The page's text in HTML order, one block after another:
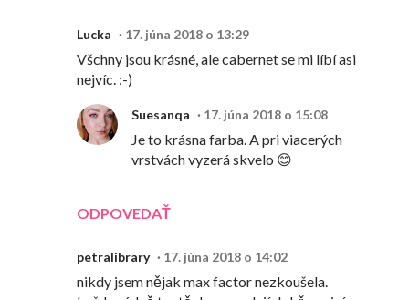
Lucka 17. júna 2018 o 13:29
Všchny jsou krásné, ale cabernet se mi líbí asi
nejvíc. :-)
ODPOVEDAŤ
Suesanqa 17. júna 2018 o 15:08
Je to krásna farba. A pri viacerých
vrstvách vyzerá skvelo 😊
petralibrary 17. júna 2018 o 14:02
nikdy jsem nějak max factor nezkoušela.